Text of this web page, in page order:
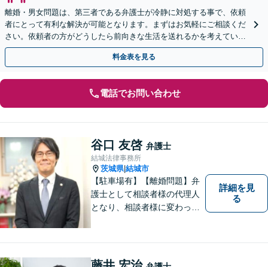
離婚・男女問題は、第三者である弁護士が冷静に対処する事で、依頼
者にとって有利な解決が可能となります。まずはお気軽にご相談くだ
さい。依頼者の方がどうしたら前向きな生活を送れるかを考えていき
たいと思っています。
料金表を見る
電話でお問い合わせ
谷口 友啓 弁護士
結城法律事務所
茨城県|結城市
【駐車場有】【離婚問題】弁
護士として相談者様の代理人
となり、相談者様に変わって
明確に判断をお示しし、問題
解決をサポートさせていただ
詳細を見
る